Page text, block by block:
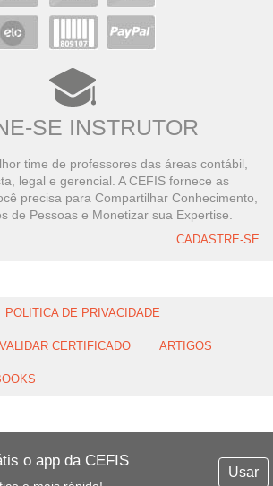
o app da CEFIS
Usar
SE INSTRUTOR
time de professores das áreas contábil,
legal e gerencial. A CEFIS fornece as
precisa para Compartilhar Conhecimento,
de Pessoas e Monetizar sua Expertise.
CADASTRE-SE
POLITICA DE PRIVACIDADE
VALIDAR CERTIFICADO ARTIGOS